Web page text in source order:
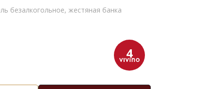
безалкогольное, жестяная банка
4